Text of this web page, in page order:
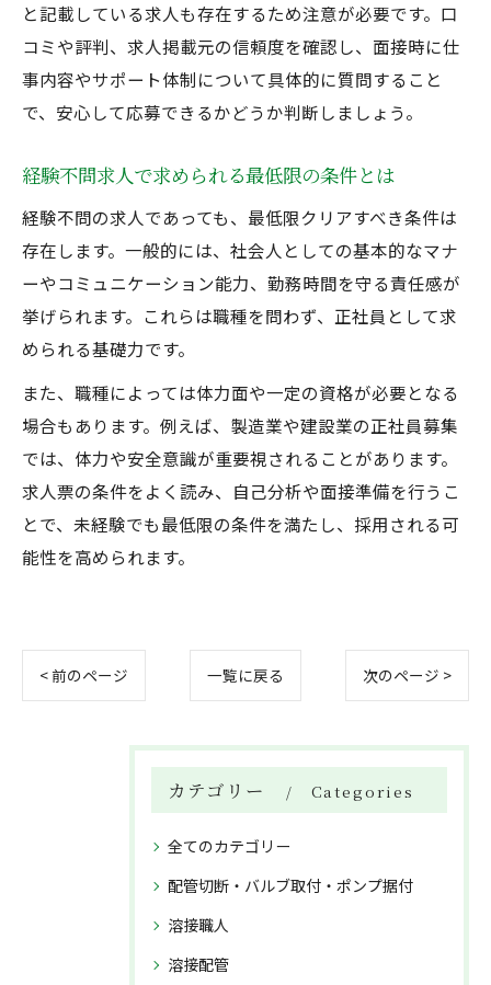
と記載している求人も存在するため注意が必要です。口
コミや評判、求人掲載元の信頼度を確認し、面接時に仕
事内容やサポート体制について具体的に質問すること
で、安心して応募できるかどうか判断しましょう。
経験不問求人で求められる最低限の条件とは
経験不問の求人であっても、最低限クリアすべき条件は
存在します。一般的には、社会人としての基本的なマナ
ーやコミュニケーション能力、勤務時間を守る責任感が
挙げられます。これらは職種を問わず、正社員として求
められる基礎力です。
また、職種によっては体力面や一定の資格が必要となる
場合もあります。例えば、製造業や建設業の正社員募集
では、体力や安全意識が重要視されることがあります。
求人票の条件をよく読み、自己分析や面接準備を行うこ
とで、未経験でも最低限の条件を満たし、採用される可
能性を高められます。
< 前のページ 一覧に戻る 次のページ >
カテゴリー Categories
全てのカテゴリー
配管切断・バルブ取付・ポンプ据付
溶接職人
溶接配管